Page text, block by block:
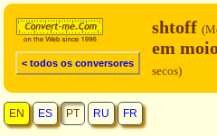
< todos os conversores
shtoff
em
secos)
EN ES PT RU FR